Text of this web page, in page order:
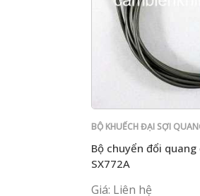
BỘ KHUẾCH ĐẠI SỢI
Bộ chuyển đổi
SX772A
Giá: Liên hệ